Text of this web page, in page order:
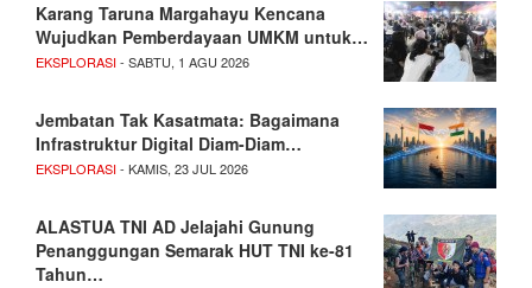
Karang Taruna Margahayu Kencana
Wujudkan Pemberdayaan UMKM untuk…
EKSPLORASI- SABTU, 1 AGU 2026
Jembatan Tak Kasatmata: Bagaimana
Infrastruktur Digital Diam-Diam…
EKSPLORASI- KAMIS, 23 JUL 2026
ALASTUA TNI AD Jelajahi Gunung
Penanggungan Semarak HUT TNI ke-81
Tahun…